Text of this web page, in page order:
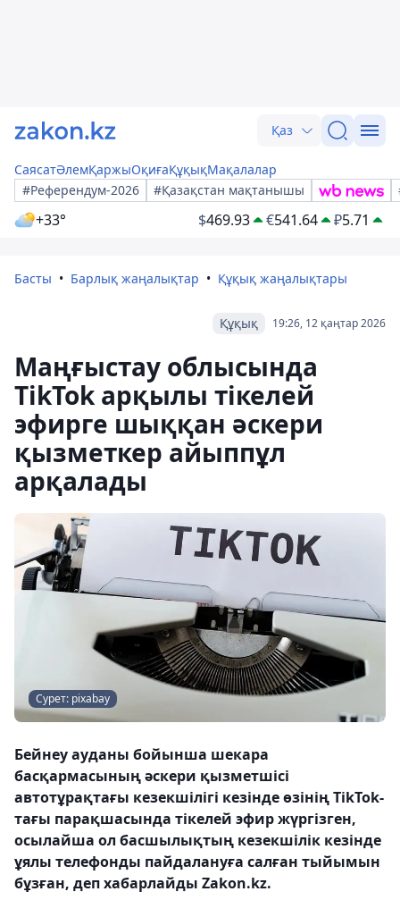
Қаз
СаясатӘлемҚаржыОқиғаҚұқықМақалалар
#Референдум-2026
#Қазақстан мақтанышы
+33° $469.93 €541.64 ₽5.71
Басты Барлық жаңалықтар Құқық жаңалықтары
19:26, 12 қаңтар 2026
Құқық
Маңғыстау облысында
TikTok арқылы тікелей
эфирге шыққан әскери
қызметкер айыппұл
арқалады
Сурет: pixabay
Бейнеу ауданы бойынша шекара
басқармасының әскери қызметшісі
автотұрақтағы кезекшілігі кезінде өзінің TikTok-
тағы парақшасында тікелей эфир жүргізген,
осылайша ол басшылықтың кезекшілік кезінде
ұялы телефонды пайдалануға салған тыйымын
бұзған, деп хабарлайды Zakon.kz.